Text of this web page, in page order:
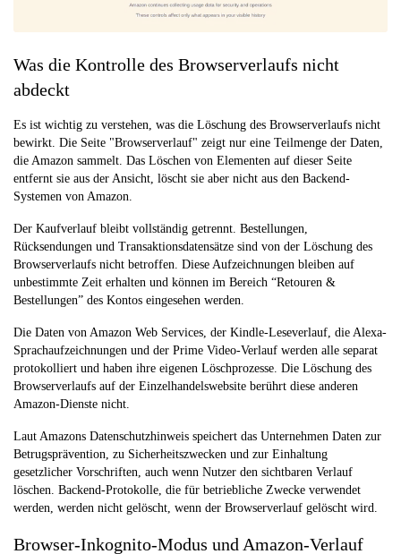
Was die Kontrolle des Browserverlaufs nicht
abdeckt
Es ist wichtig zu verstehen, was die Löschung des Browserverlaufs nicht
bewirkt. Die Seite "Browserverlauf" zeigt nur eine Teilmenge der Daten,
die Amazon sammelt. Das Löschen von Elementen auf dieser Seite
entfernt sie aus der Ansicht, löscht sie aber nicht aus den Backend-
Systemen von Amazon.
Der Kaufverlauf bleibt vollständig getrennt. Bestellungen,
Rücksendungen und Transaktionsdatensätze sind von der Löschung des
Browserverlaufs nicht betroffen. Diese Aufzeichnungen bleiben auf
unbestimmte Zeit erhalten und können im Bereich “Retouren &
Bestellungen” des Kontos eingesehen werden.
Die Daten von Amazon Web Services, der Kindle-Leseverlauf, die Alexa-
Sprachaufzeichnungen und der Prime Video-Verlauf werden alle separat
protokolliert und haben ihre eigenen Löschprozesse. Die Löschung des
Browserverlaufs auf der Einzelhandelswebsite berührt diese anderen
Amazon-Dienste nicht.
Laut Amazons Datenschutzhinweis speichert das Unternehmen Daten zur
Betrugsprävention, zu Sicherheitszwecken und zur Einhaltung
gesetzlicher Vorschriften, auch wenn Nutzer den sichtbaren Verlauf
löschen. Backend-Protokolle, die für betriebliche Zwecke verwendet
werden, werden nicht gelöscht, wenn der Browserverlauf gelöscht wird.
Browser-Inkognito-Modus und Amazon-Verlauf